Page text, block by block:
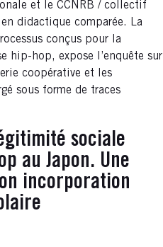
et le CCNRB / collectif
didactique comparée. La
conçus pour la
hip-hop, expose l’enquête sur
coopérative et les
sous forme de traces
sociale
au Japon. Une
incorporation